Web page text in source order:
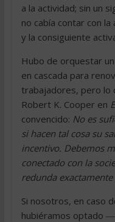
a la actividad; sin un
no cabía contar con
y la consiguiente
Hubo de orquestar
en cascada para
trabajadores, pero lo
Robert K. Cooper en
convencido: No es
si hacen tal cosa su
incentivo. Debemos
conectado con la
redunda exactamente
Si nosotros, en caso
hubiéramos optado